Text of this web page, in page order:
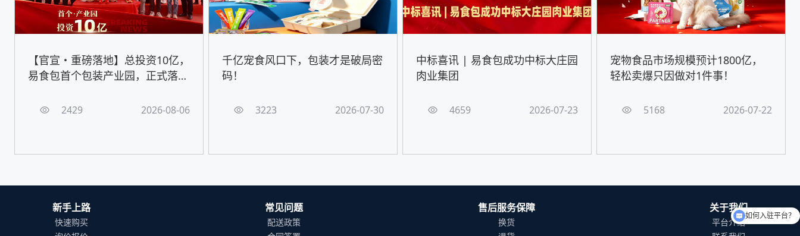
【官宣・重磅落地】总投资10亿，
易食包首个包装产业园，正式落地
2429 2026-08-06
千亿宠食风口下，包装才是破局密
码！
3223 2026-07-30
中标喜讯 | 易食包成功中标大庄园
肉业集团
4659 2026-07-23
宠物食品市场规模预计1800亿，
轻松卖爆只因做对1件事！
5168 2026-07-22
新手上路
快速购买
常见问题
配送政策
售后服务保障
换货
关于我们
平台介绍如何入驻平台？